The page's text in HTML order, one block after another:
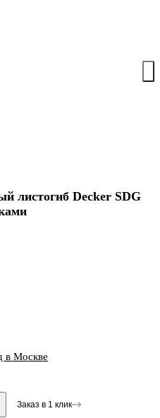
листогиб Decker SDG
в Москве
Заказ в 1 клик